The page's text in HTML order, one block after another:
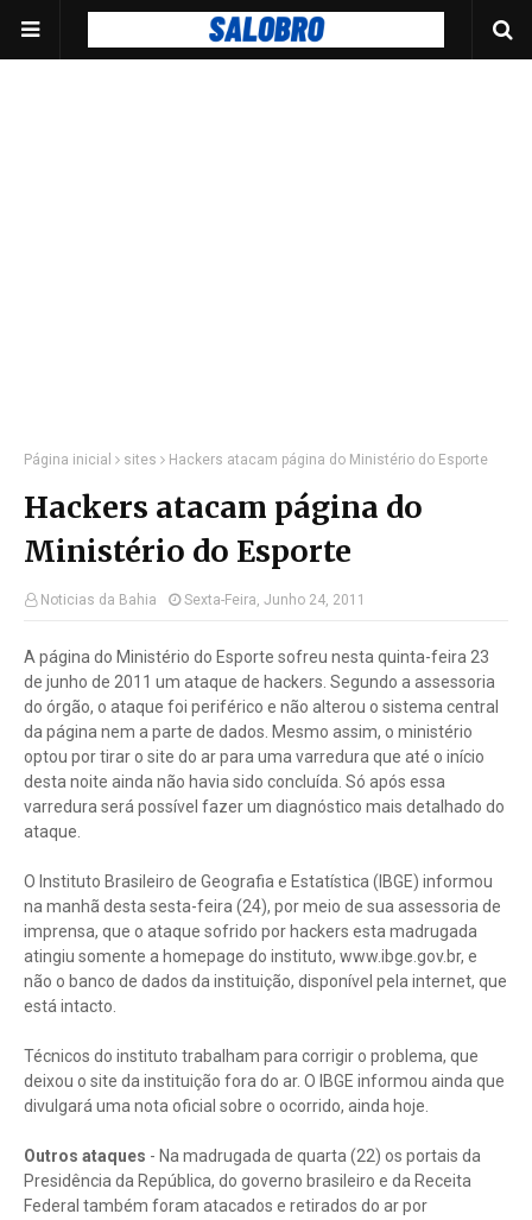
Página inicial sites Hackers atacam página do Ministério do Esporte
Hackers atacam página do
Ministério do Esporte
Noticias da Bahia Sexta-Feira, Junho 24, 2011
A página do Ministério do Esporte sofreu nesta quinta-feira 23
de junho de 2011 um ataque de hackers. Segundo a assessoria
do órgão, o ataque foi periférico e não alterou o sistema central
da página nem a parte de dados. Mesmo assim, o ministério
optou por tirar o site do ar para uma varredura que até o início
desta noite ainda não havia sido concluída. Só após essa
varredura será possível fazer um diagnóstico mais detalhado do
ataque.
O Instituto Brasileiro de Geografia e Estatística (IBGE) informou
na manhã desta sesta-feira (24), por meio de sua assessoria de
imprensa, que o ataque sofrido por hackers esta madrugada
atingiu somente a homepage do instituto, www.ibge.gov.br, e
não o banco de dados da instituição, disponível pela internet, que
está intacto.
Técnicos do instituto trabalham para corrigir o problema, que
deixou o site da instituição fora do ar. O IBGE informou ainda que
divulgará uma nota oficial sobre o ocorrido, ainda hoje.
Outros ataques - Na madrugada de quarta (22) os portais da
Presidência da República, do governo brasileiro e da Receita
Federal também foram atacados e retirados do ar por